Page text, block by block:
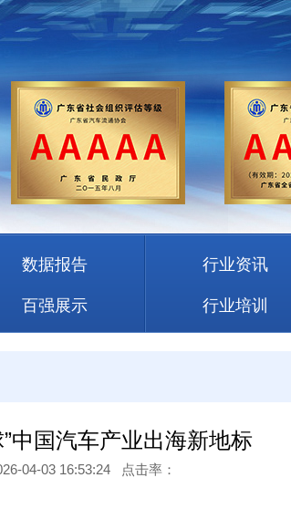
数据报告
百强展示
行业资讯
行业培训
中国汽车产业出海新地标
04-03 16:53:24 点击率：